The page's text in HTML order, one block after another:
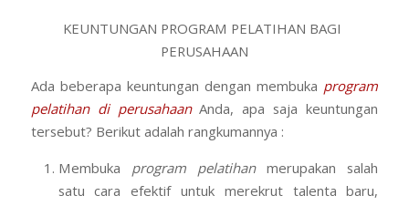
KEUNTUNGAN PROGRAM PELATIHAN BAGI
PERUSAHAAN
Ada beberapa keuntungan dengan membuka program
pelatihan di perusahaanAnda, apa saja keuntungan
tersebut? Berikut adalah rangkumannya :
Membuka program pelatihanmerupakan salah
satu cara efektif untuk merekrut talenta baru,